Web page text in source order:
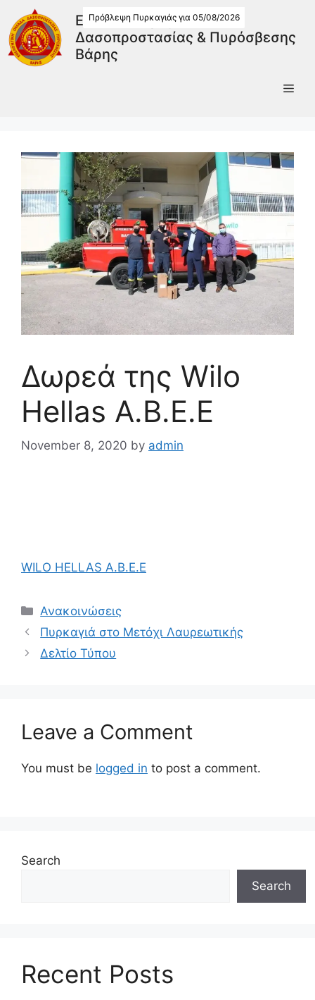
Εθελοντική Ομάδα
Δασοπροστασίας & Πυρόσβεσης
Βάρης
Πρόβλεψη Πυρκαγιάς για 05/08/2026
Δωρεά της Wilo
Hellas Α.Β.Ε.Ε
November 8, 2020 by admin
WILO HELLAS Α.Β.Ε.Ε
Ανακοινώσεις
Πυρκαγιά στο Μετόχι Λαυρεωτικής
Δελτίο Τύπου
Leave a Comment
You must be logged in to post a comment.
Search
Search
Recent Posts